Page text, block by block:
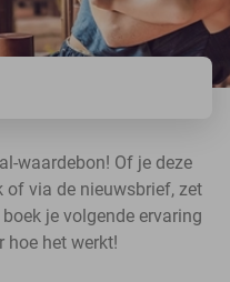
waardebon! Of je deze
of via de nieuwsbrief, zet
je volgende ervaring
hoe het werkt!